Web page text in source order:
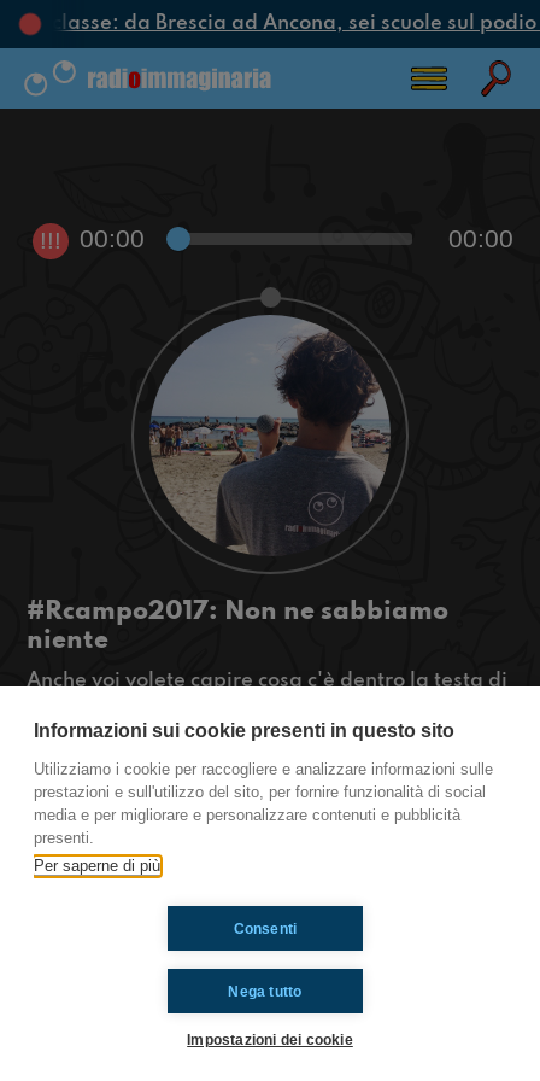
di classe: da Brescia ad Ancona, sei scuole sul
!!! 00:00 00:00
#Rcampo2017: Non ne sabbiamo
niente
Anche voi volete capire cosa c'è dentro la testa di
riescono ad alzare quintali di sabbia?
#OkkinSu #gliscottati www.radioimmaginaria.it
Riva Ligure
Informazioni sui cookie presenti in questo sito
Utilizziamo i cookie per raccogliere e analizzare informazioni sulle
prestazioni e sull'utilizzo del sito, per fornire funzionalità di social
media e per migliorare e personalizzare contenuti e pubblicità
presenti.
Per saperne di più
Nega tutto
Consenti
Impostazioni dei cookie